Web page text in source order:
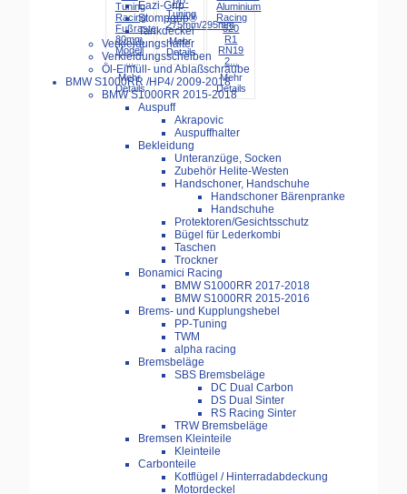
Eazi-Grip
Stompgrip®
Tankdeckel
Verkleidungshalter
Verkleidungsscheiben
Öl-Einfüll- und Ablaßschraube
BMW S1000RR /HP4/ 2009-2018
BMW S1000RR 2015-2018
Auspuff
Akrapovic
Auspuffhalter
Bekleidung
Unteranzüge, Socken
Zubehör Helite-Westen
Handschoner, Handschuhe
Handschoner Bärenpranke
Handschuhe
Protektoren/Gesichtsschutz
Bügel für Lederkombi
Taschen
Trockner
Bonamici Racing
BMW S1000RR 2017-2018
BMW S1000RR 2015-2016
Brems- und Kupplungshebel
PP-Tuning
TWM
alpha racing
Bremsbeläge
SBS Bremsbeläge
DC Dual Carbon
DS Dual Sinter
RS Racing Sinter
TRW Bremsbeläge
Bremsen Kleinteile
Kleinteile
Carbonteile
Kotflügel / Hinterradabdeckung
Motordeckel
Tuning
Racing
Fußraste
80mm,
Modell
...
Mehr
Details
PP-
Tuning
275mm/295mm
Mehr
Details
Aluminium
Racing
520
R1
RN19
2...
Mehr
Details